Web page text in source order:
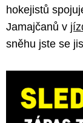
hokejistů
Jamajčanů v
sněhu jste se